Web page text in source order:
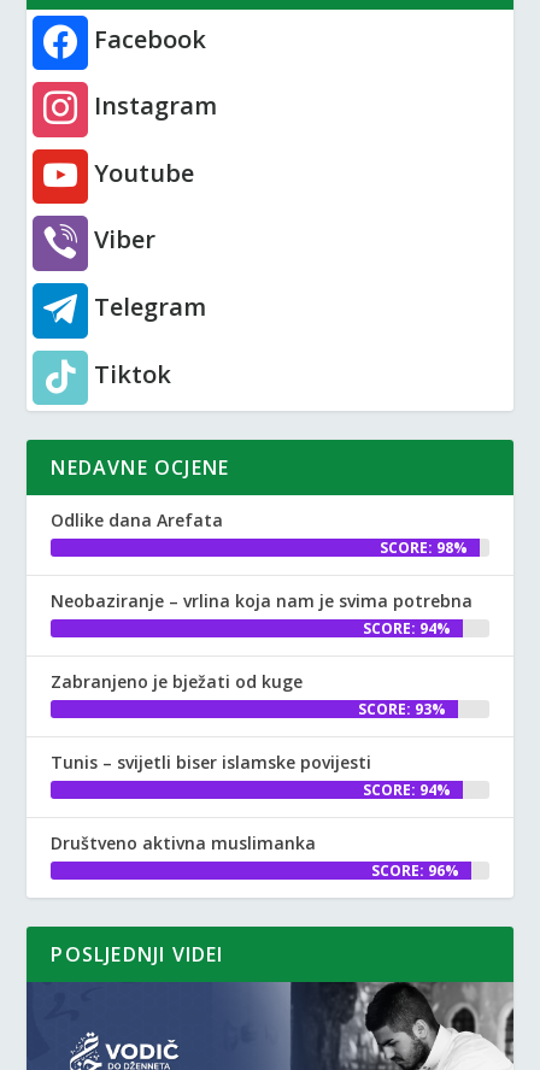
Facebook
Instagram
Youtube
Viber
Telegram
Tiktok
NEDAVNE OCJENE
Odlike dana Arefata
SCORE: 98%
Neobaziranje – vrlina koja nam je svima potrebna
SCORE: 94%
Zabranjeno je bježati od kuge
SCORE: 93%
Tunis – svijetli biser islamske povijesti
SCORE: 94%
Društveno aktivna muslimanka
SCORE: 96%
POSLJEDNJI VIDEI